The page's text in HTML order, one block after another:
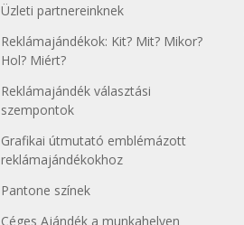
Üzleti partnereinknek
Reklámajándékok: Kit? Mit? Mikor?
Hol? Miért?
Reklámajándék választási
szempontok
Grafikai útmutató emblémázott
reklámajándékokhoz
Pantone színek
Céges Ajándék a munkahelyen